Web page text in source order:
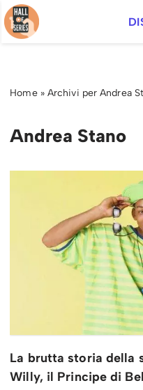
Vai
Home» Archivi per Andrea
Andrea Stano
La brutta storia della
Willy, il Principe di